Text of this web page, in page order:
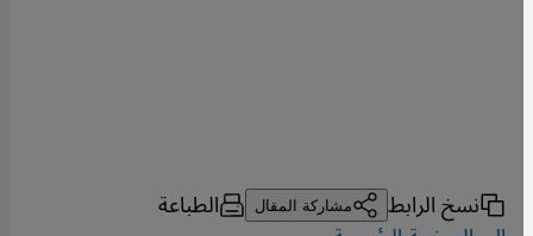
نسخ الرابط مشاركة المقال الطباعة